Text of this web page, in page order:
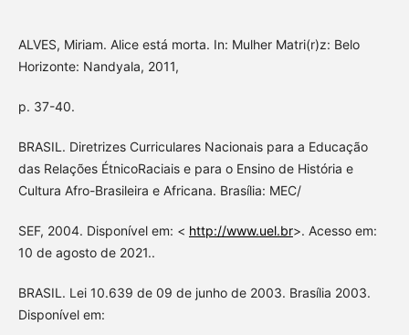
ALVES, Miriam. Alice está morta. In: Mulher Matri(r)z: Belo
Horizonte: Nandyala, 2011,
p. 37-40.
BRASIL. Diretrizes Curriculares Nacionais para a Educação
das Relações ÉtnicoRaciais e para o Ensino de História e
Cultura Afro-Brasileira e Africana. Brasília: MEC/
SEF, 2004. Disponível em: < http://www.uel.br>. Acesso em:
10 de agosto de 2021..
BRASIL. Lei 10.639 de 09 de junho de 2003. Brasília 2003.
Disponível em: